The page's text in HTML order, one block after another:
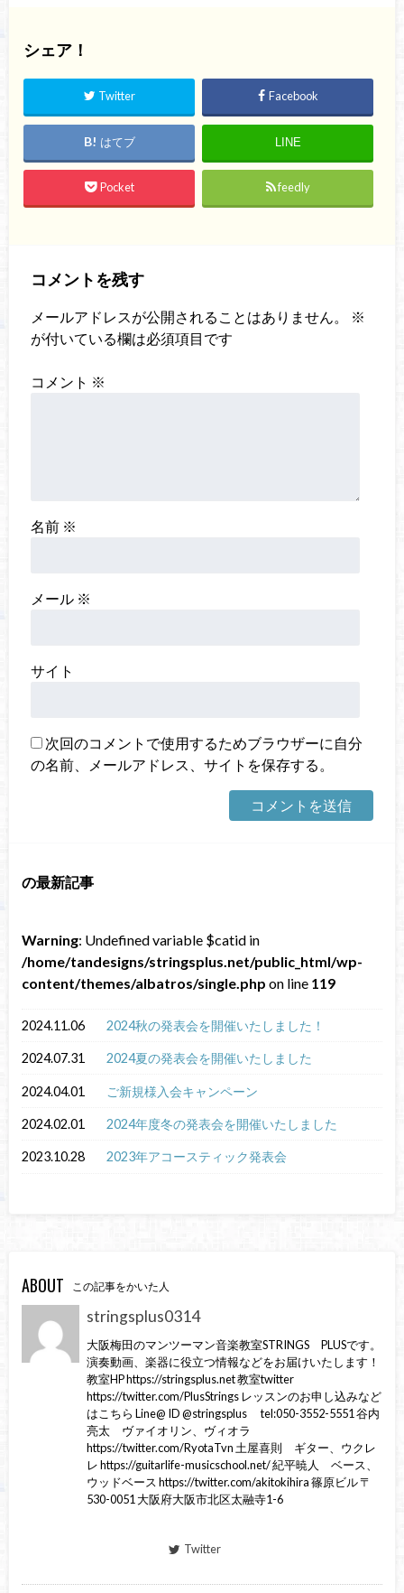
シェア！
Twitter Facebook
はてブ LINE
Pocket feedly
コメントを残す
メールアドレスが公開されることはありません。
※
が付いている欄は必須項目です
コメント ※
名前 ※
メール ※
サイト
次回のコメントで使用するためブラウザーに自分
の名前、メールアドレス、サイトを保存する。
の最新記事
Warning: Undefined variable $catid in
/home/tandesigns/stringsplus.net/public_html/wp-
content/themes/albatros/single.php on line 119
2024.11.06 2024秋の発表会を開催いたしました！
2024.07.31 2024夏の発表会を開催いたしました
2024.04.01 ご新規様入会キャンペーン
2024.02.01 2024年度冬の発表会を開催いたしました
2023.10.28 2023年アコースティック発表会
ABOUT この記事をかいた人
stringsplus0314
大阪梅田のマンツーマン音楽教室STRINGS PLUSです。
演奏動画、楽器に役立つ情報などをお届けいたします！
教室HP https://stringsplus.net 教室twitter
https://twitter.com/PlusStrings レッスンのお申し込みなど
はこちら Line@ ID @stringsplus tel:050-3552-5551 谷内
亮太 ヴァイオリン、ヴィオラ
https://twitter.com/RyotaTvn 土屋喜則 ギター、ウクレ
レ https://guitarlife-musicschool.net/ 紀平暁人 ベース、
ウッドベース https://twitter.com/akitokihira 篠原ビル 〒
530-0051 大阪府大阪市北区太融寺1-6
Twitter